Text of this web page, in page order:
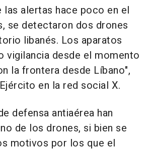
las alertas hace poco en el
se detectaron dos drones
libanés. Los aparatos
vigilancia desde el momento
la frontera desde Líbano",
en la red social X.
defensa antiaérea han
de los drones, si bien se
motivos por los que el